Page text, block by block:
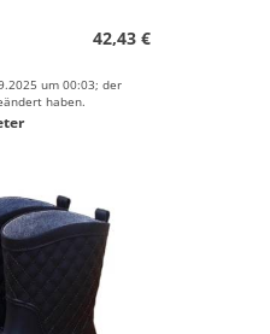
42,43 €
um 00:03; der
haben.